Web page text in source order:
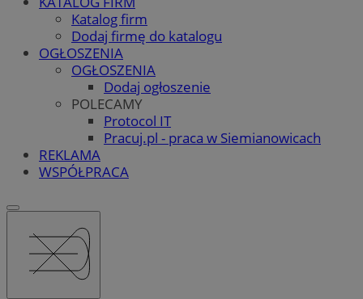
Katalog firm
Dodaj firmę do katalogu
OGŁOSZENIA
OGŁOSZENIA
Dodaj ogłoszenie
POLECAMY
Protocol IT
Pracuj.pl - praca w Siemianowicach
REKLAMA
WSPÓŁPRACA